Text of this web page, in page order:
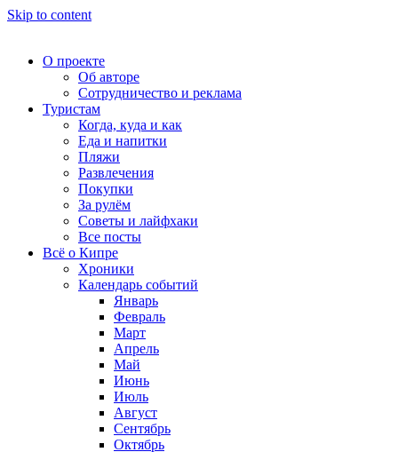
Skip to content
О проекте
Об авторе
Сотрудничество и реклама
Туристам
Когда, куда и как
Еда и напитки
Пляжи
Развлечения
Покупки
За рулём
Советы и лайфхаки
Все посты
Всё о Кипре
Хроники
Календарь событий
Январь
Февраль
Март
Апрель
Май
Июнь
Июль
Август
Сентябрь
Октябрь